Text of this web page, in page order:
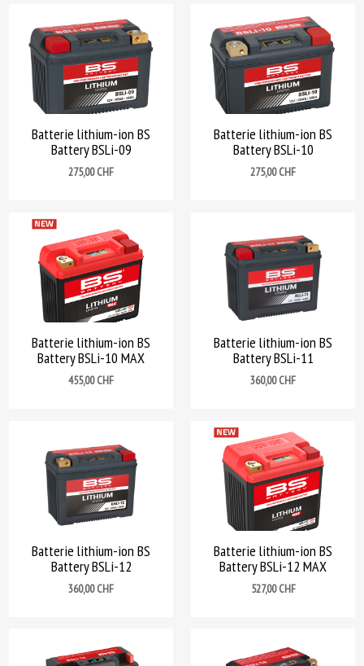
Batterie lithium-ion BS
Battery BSLi-09
Prix
275,00 CHF
Batterie lithium-ion BS
Battery BSLi-10
Prix
275,00 CHF
Batterie lithium-ion BS
Battery BSLi-10 MAX
Prix
455,00 CHF
Batterie lithium-ion BS
Battery BSLi-11
Prix
360,00 CHF
Batterie lithium-ion BS
Battery BSLi-12
Prix
360,00 CHF
Batterie lithium-ion BS
Battery BSLi-12 MAX
Prix
527,00 CHF